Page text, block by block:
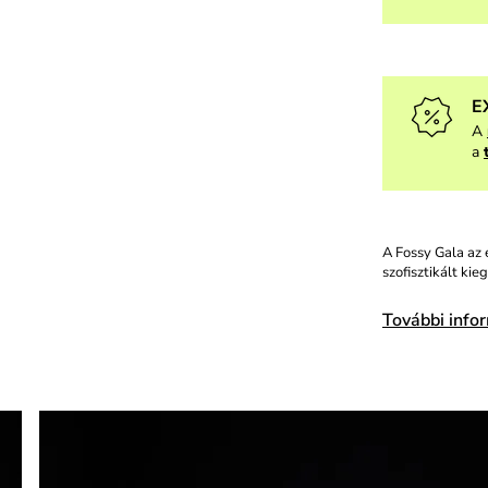
A
a
A Fossy Gala
szofisztikált
További